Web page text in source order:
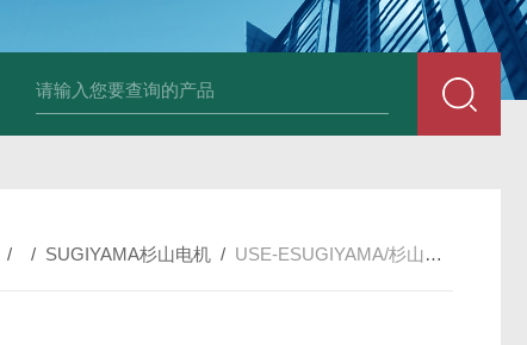
PAV320-1.3 （with LAN）KIKUSUI菊水直流电源-故障快
/ / SUGIYAMA杉山电机 / USE-ESUGIYAMA/杉山电机弹簧传感器